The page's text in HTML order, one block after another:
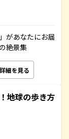
があなたにお届
絶景集
詳細を見る
地球の歩き方